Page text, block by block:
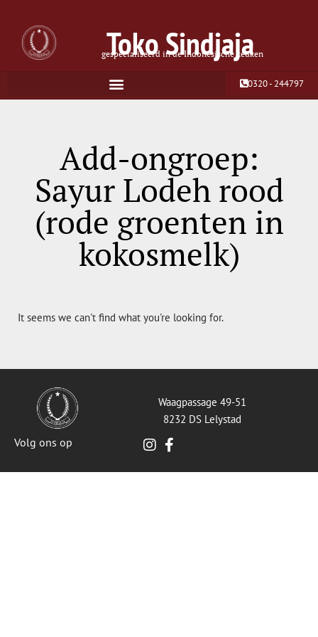
Toko Sindjaja
gespecialiseerd in de Indonesische keuken
0320 - 244797
Add-ongroep:
Sayur Lodeh rood
(rode groenten in
kokosmelk)
It seems we can't find what you're looking for.
Waagpassage 49-51
8232 DS Lelystad
Volg ons op